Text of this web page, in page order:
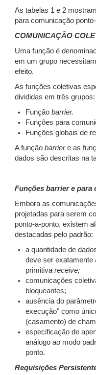
As tabelas 1 e 2
para comunicação
COMUNICAÇÃO
Uma função é
em um grupo
efeito.
As funções coletivas
divididas em três grupos:
Funçãobarrier.
Funções para
Funções globais de
A função barriere as
dados são descritas na
Funções barrier e para
Embora as
projetadas para serem
ponto-a-ponto, existem
destacadas pelo padrão:
a quantidade de
deve ser exatamente
primitiva receive;
comunicações
bloqueantes;
ausência do
execução" como
(casamento) de
especificação de
análogo ao modo
ponto.
Requisições